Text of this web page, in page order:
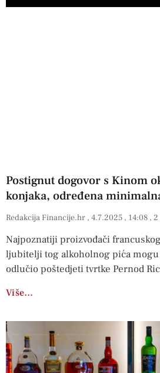
Postignut dogovor s Kinom
konjaka, određena
Redakcija Financije.hr 4.7.2025 14:08 2
Najpoznatiji proizvođači
ljubitelji tog alkoholnog pića
odlučio poštedjeti tvrtke Pernod
Više…